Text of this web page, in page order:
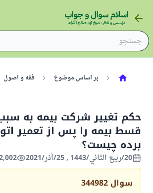
بر اساس موضوع فقه و اصول
حکم تغییر شرکت بیمه به
قسط بیمه را پس از تعمیر
برده چیست؟
20/ربيع الثاني/1443 , 25/آذر/2021
سوال 344982